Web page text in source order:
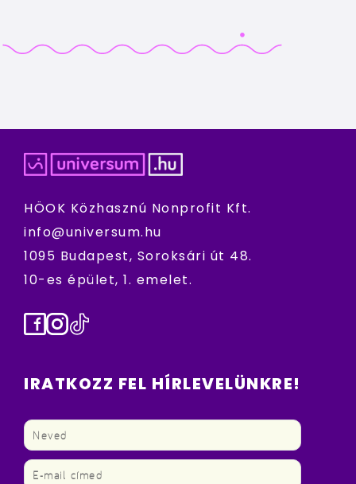
HÖOK Közhasznú Nonprofit Kft.
info@universum.hu
1095 Budapest, Soroksári út 48.
10-es épület, 1. emelet.
Facebook
Instagram
TikTok
IRATKOZZ FEL HÍRLEVELÜNKRE!